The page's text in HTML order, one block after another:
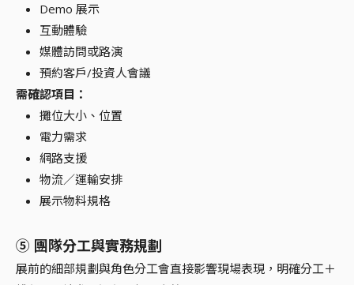
Demo 展示
互動體驗
媒體訪問或路演
預約客戶/投資人會議
需確認項目：
攤位大小、位置
電力需求
網路支援
物流／運輸安排
展示物料規格
⑤ 團隊分工與實務規劃
展前的細部規劃與角色分工會直接影響現場表現，明確分工＋